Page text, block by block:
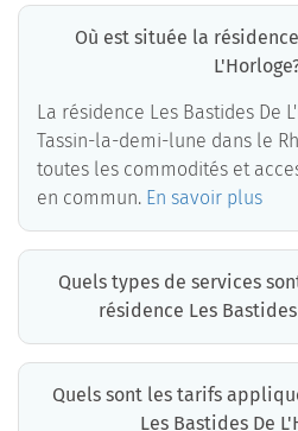
Où est située la
La résidence Les Bastides De
Tassin-la-demi-lune dans le
toutes les commodités et
en commun. En savoir plus
Quels types de services
résidence Les
Quels sont les tarifs
Les Bastides De